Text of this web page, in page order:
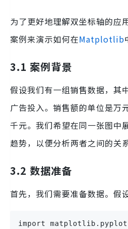
为了更好地理解双坐标轴的应
案例来演示如何在Matplotlib
3.1 案例背景
假设我们有一组销售数据，其
广告投入。销售额的单位是万
千元。我们希望在同一张图中
趋势，以便分析两者之间的关系
3.2 数据准备
首先，我们需要准备数据。假
import